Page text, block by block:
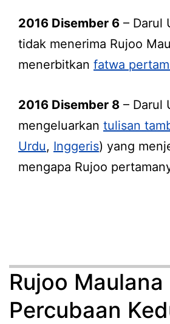
2016 Disember 6 – Darul
tidak menerima Rujoo
menerbitkan fatwa
2016 Disember 8 – Darul
mengeluarkan tulisan
Urdu, Inggeris) yang
mengapa Rujoo
Rujoo Maulana
Percubaan